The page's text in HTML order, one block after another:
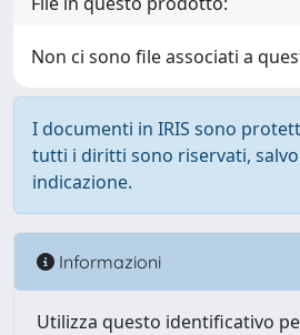
Non ci sono file associati a
I documenti in IRIS sono
tutti i diritti sono riservati,
indicazione.
Informazioni
Utilizza questo identificativo